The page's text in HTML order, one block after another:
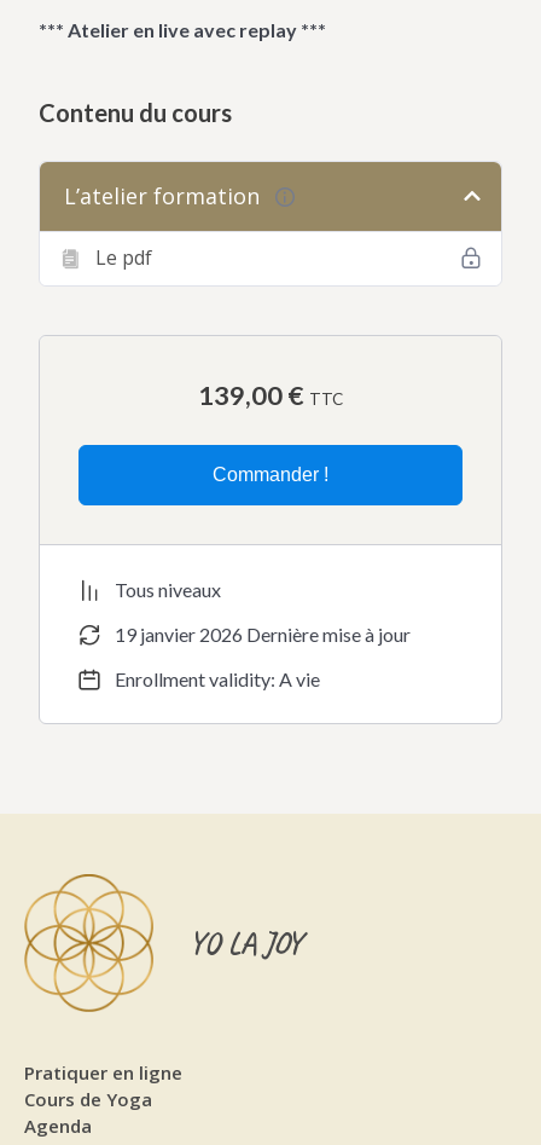
*** Atelier en live avec replay ***
Contenu du cours
L’atelier formation
Le pdf
139,00€ TTC
Commander !
Tous niveaux
19 janvier 2026 Dernière mise à jour
Enrollment validity: A vie
YO LA JOY
Pratiquer en ligne
Cours de Yoga
Agenda